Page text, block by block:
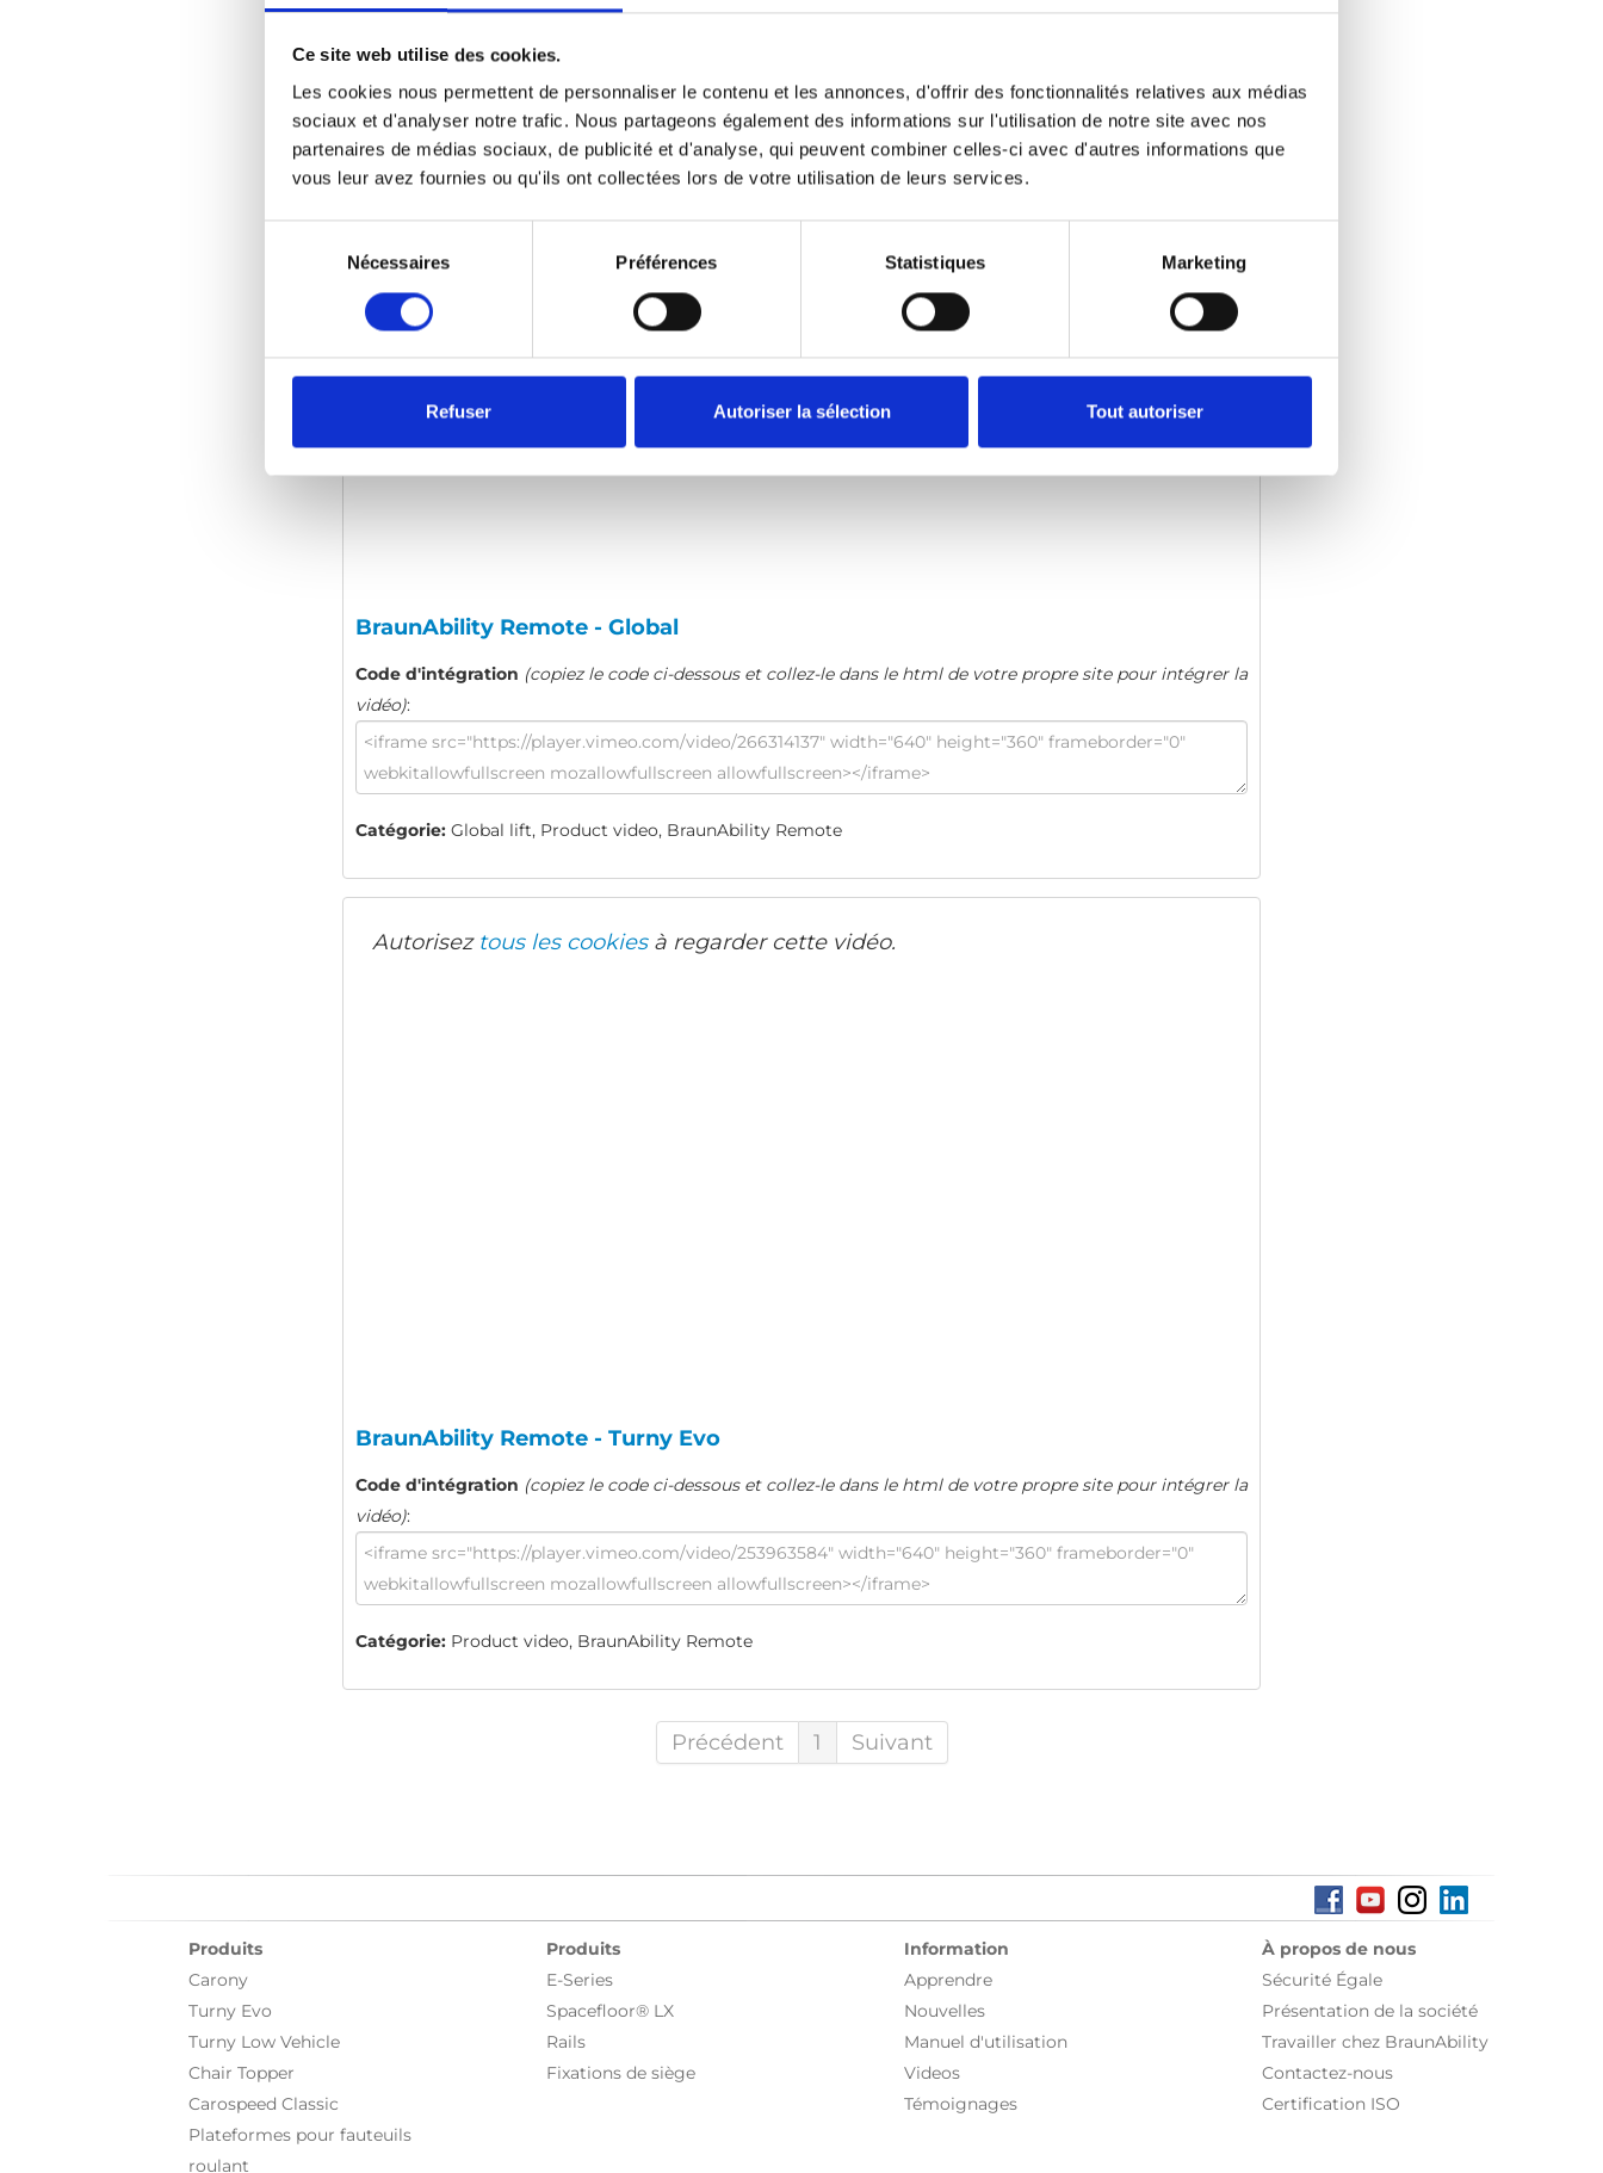
Ce site web utilise des cookies.
Les cookies nous permettent de personnaliser le contenu et les annonces, d'offrir des fonctionnalités relatives aux médias
sociaux et d'analyser notre trafic. Nous partageons également des informations sur l'utilisation de notre site avec nos
partenaires de médias sociaux, de publicité et d'analyse, qui peuvent combiner celles-ci avec d'autres informations que
vous leur avez fournies ou qu'ils ont collectées lors de votre utilisation de leurs services.
consentement
Nécessaires Préférences Statistiques Marketing
Refuser Autoriser la sélection Tout autoriser
Catégorie:Product video, Q-Series lift, BraunAbility Remote
Autoriseztous les cookiesà regarder cette vidéo.
BraunAbility Remote - Global
Code d'intégration (copiez le code ci-dessous et collez-le dans le html de votre propre site pour intégrer la
vidéo):
Catégorie: Global lift, Product video, BraunAbility Remote
Autorisez tous les cookiesà regarder cette vidéo.
BraunAbility Remote - Turny Evo
Code d'intégration (copiez le code ci-dessous et collez-le dans le html de votre propre site pour intégrer la
vidéo):
Catégorie: Product video, BraunAbility Remote
Précédent 1 Suivant
Produits
Carony
Turny Evo
Turny Low Vehicle
Chair Topper
Carospeed Classic
Plateformes pour fauteuils
roulant
Produits
E-Series
Spacefloor® LX
Rails
Fixations de siège
Information
Apprendre
Nouvelles
Manuel d'utilisation
Videos
Témoignages
À propos de nous
Sécurité Égale
Présentation de la société
Travailler chez BraunAbility
Contactez-nous
Certification ISO